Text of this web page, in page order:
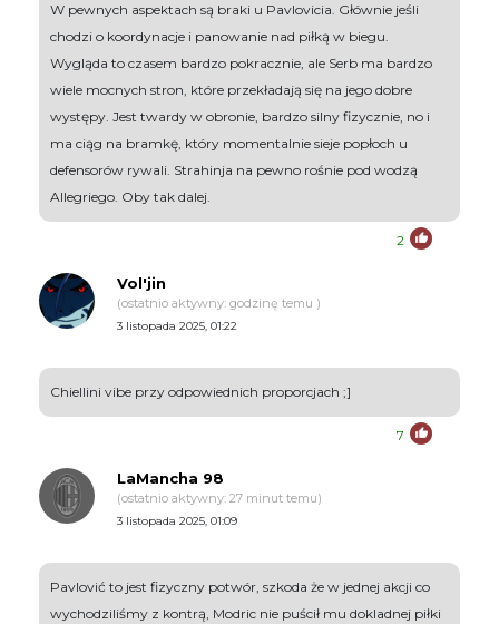
W pewnych aspektach są braki u Pavlovicia. Głównie jeśli
chodzi o koordynacje i panowanie nad piłką w biegu.
Wygląda to czasem bardzo pokracznie, ale Serb ma bardzo
wiele mocnych stron, które przekładają się na jego dobre
występy. Jest twardy w obronie, bardzo silny fizycznie, no i
ma ciąg na bramkę, który momentalnie sieje popłoch u
defensorów rywali. Strahinja na pewno rośnie pod wodzą
Allegriego. Oby tak dalej.
2
Vol'jin
(ostatnio aktywny: godzinę temu )
3 listopada 2025, 01:22
Chiellini vibe przy odpowiednich proporcjach ;]
7
LaMancha 98
(ostatnio aktywny: 27 minut temu)
3 listopada 2025, 01:09
Pavlović to jest fizyczny potwór, szkoda że w jednej akcji co
wychodziliśmy z kontrą, Modric nie puścił mu dokladnej piłki